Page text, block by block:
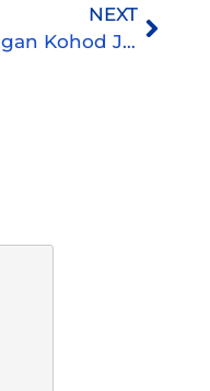
NEXT
5 Manfaat menggunakan caddy mancing di Pemancingan Kohod Jaya